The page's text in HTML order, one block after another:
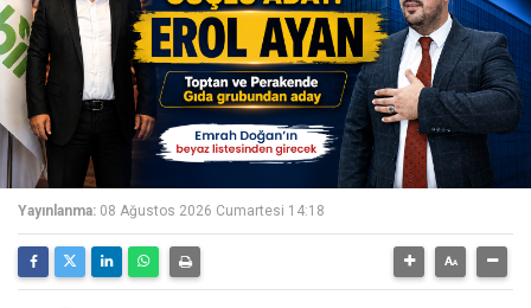
Yayınlanma: 08 Ağustos 2026 Cumartesi 14:18